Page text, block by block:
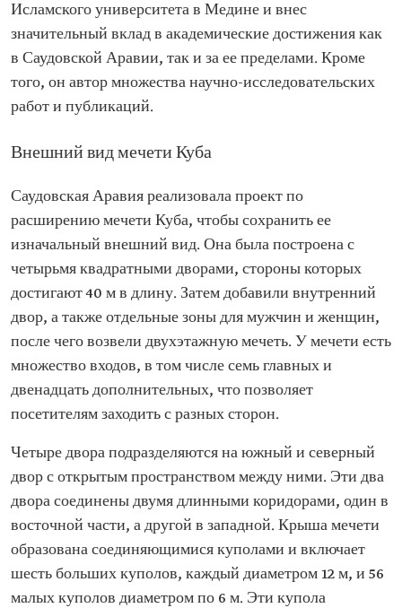
Исламского университета в Медине и внес
значительный вклад в академические достижения как
в Саудовской Аравии, так и за ее пределами. Кроме
того, он автор множества научно-исследовательских
работ и публикаций.
Внешний вид мечети Куба
Саудовская Аравия реализовала проект по
расширению мечети Куба, чтобы сохранить ее
изначальный внешний вид. Она была построена с
четырьмя квадратными дворами, стороны которых
достигают 40 м в длину. Затем добавили внутренний
двор, а также отдельные зоны для мужчин и женщин,
после чего возвели двухэтажную мечеть. У мечети есть
множество входов, в том числе семь главных и
двенадцать дополнительных, что позволяет
посетителям заходить с разных сторон.
Четыре двора подразделяются на южный и северный
двор с открытым пространством между ними. Эти два
двора соединены двумя длинными коридорами, один в
восточной части, а другой в западной. Крыша мечети
образована соединяющимися куполами и включает
шесть больших куполов, каждый диаметром 12 м, и 56
малых куполов диаметром по 6 м. Эти купола